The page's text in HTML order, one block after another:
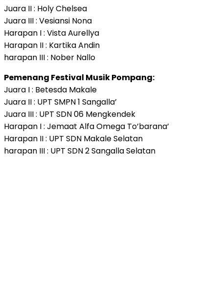
Juara II : Holy Chelsea
Juara III : Vesiansi Nona
Harapan I : Vista Aurellya
Harapan II : Kartika Andin
harapan III : Nober Nallo
Pemenang Festival Musik Pompang:
Juara I : Betesda Makale
Juara II : UPT SMPN 1 Sangalla’
Juara III : UPT SDN 06 Mengkendek
Harapan I : Jemaat Alfa Omega To’barana’
Harapan II : UPT SDN Makale Selatan
harapan III : UPT SDN 2 Sangalla Selatan